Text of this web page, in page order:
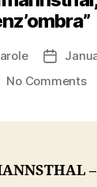
Post
No Commentson